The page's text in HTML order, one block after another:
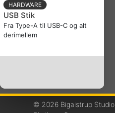
HARDWARE
USB Stik
Fra Type-A til USB-C og alt
derimellem
© 2026 Bigaistrup Studio